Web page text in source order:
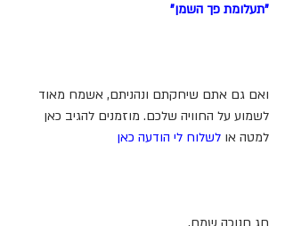
"תעלומת פך השמן"
ואם גם אתם שיחקתם ונהניתם, אשמח מאוד
לשמוע על החוויה שלכם. מוזמנים להגיב כאן
למטה או לשלוח לי הודעה כאן